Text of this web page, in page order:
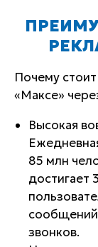
Почему
«Максе»
Высокая
85 млн
достигает
звонков.